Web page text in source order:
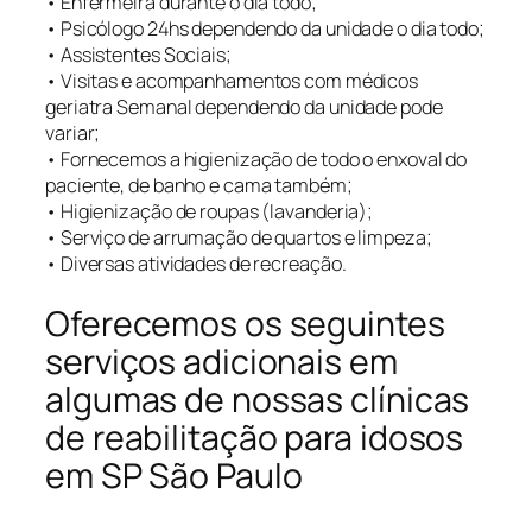
• Psicólogo 24hs dependendo da unidade o dia todo;
• Assistentes Sociais;
• Visitas e acompanhamentos com médicos
geriatra Semanal dependendo da unidade pode
variar;
• Fornecemos a higienização de todo o enxoval do
paciente, de banho e cama também;
• Higienização de roupas (lavanderia);
• Serviço de arrumação de quartos e limpeza;
• Diversas atividades de recreação.
Oferecemos os seguintes
serviços adicionais em
algumas de nossas clínicas
de reabilitação para idosos
em SP São Paulo